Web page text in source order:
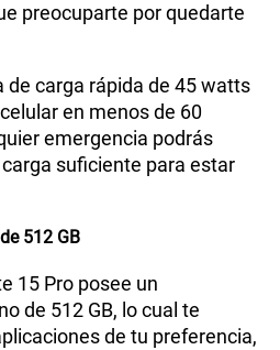
preocuparte por quedarte
de carga rápida de 45 watts
en menos de 60
emergencia podrás
suficiente para estar
512 GB
15 Pro posee un
de 512 GB, lo cual te
de tu preferencia,